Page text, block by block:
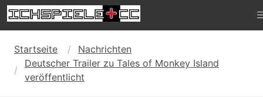
Startseite
Nachrichten
Deutscher Trailer zu Tales of Monkey Island
veröffentlicht